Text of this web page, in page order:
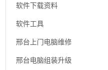
软件下载资料
软件工具
邢台上门电脑维修
邢台电脑组装升级